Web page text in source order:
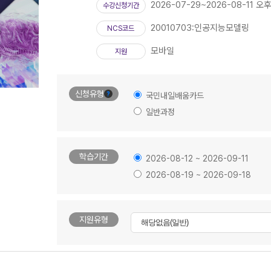
수강신청기간 2026-07-29~2026-08-11 오
NCS코드 20010703:인공지능모델링
지원 모바일
신청유형 ?
국민내일배움카드
일반과정
학습기간
2026-08-12 ~ 2026-09-11
2026-08-19 ~ 2026-09-18
지원유형